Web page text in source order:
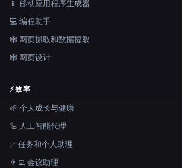
📱 移动应用程序生成器
💻 编程助手
🕸️ 网页抓取和数据提取
🕸 网页设计
⚡效率
🌱 个人成长与健康
🦾 人工智能代理
✅ 任务和个人助理
👨‍💻 会议助理